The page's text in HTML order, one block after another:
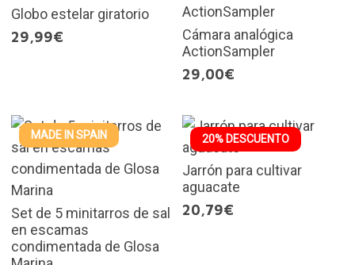
Globo estelar giratorio
29,99€
Cámara analógica
ActionSampler
29,00€
MADE IN SPAIN
Set de 5 minitarros de sal
en escamas
condimentada de Glosa
20% DESCUENTO
Jarrón para cultivar
aguacate
20,79€